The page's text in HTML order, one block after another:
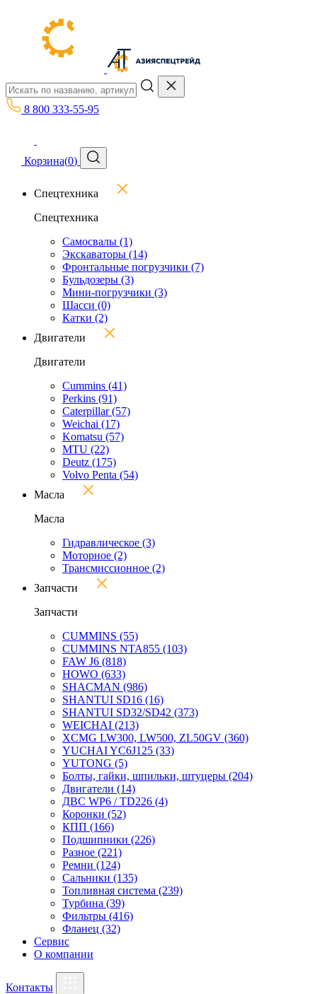
8 800 333-55-95
Корзина(0)
Спецтехника
Спецтехника
Самосвалы (1)
Экскаваторы (14)
Фронтальные погрузчики (7)
Бульдозеры (3)
Мини-погрузчики (3)
Шасси (0)
Катки (2)
Двигатели
Двигатели
Cummins (41)
Perkins (91)
Caterpillar(57)
Weichai (17)
Komatsu (57)
MTU (22)
Deutz (175)
Volvo Penta (54)
Масла
Масла
Гидравлическое (3)
Моторное (2)
Трансмиссионное (2)
Запчасти
Запчасти
CUMMINS (55)
CUMMINS NTA855 (103)
FAW J6 (818)
HOWO (633)
SHACMAN (986)
SHANTUI SD16 (16)
SHANTUI SD32/SD42 (373)
WEICHAI (213)
XCMG LW300, LW500, ZL50GV (360)
YUCHAI YC6J125 (33)
YUTONG (5)
Болты, гайки, шпильки, штуцеры (204)
Двигатели (14)
ДВС WP6 / TD226 (4)
Коронки (52)
КПП (166)
Подшипники (226)
Разное (221)
Ремни (124)
Сальники (135)
Топливная система (239)
Турбина (39)
Фильтры (416)
Фланец (32)
Сервис
О компании
Контакты